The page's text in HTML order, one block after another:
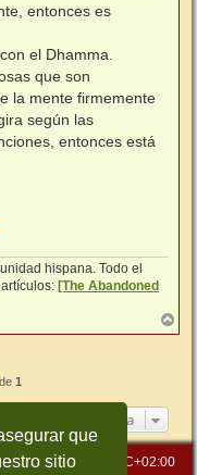
que
sitio
entonces es
el Dhamma.
que son
la mente firmemente
según las
entonces está
hispana. Todo el
[The Abandoned
r
de 1
Ir a
los horarios son UTC+02:00